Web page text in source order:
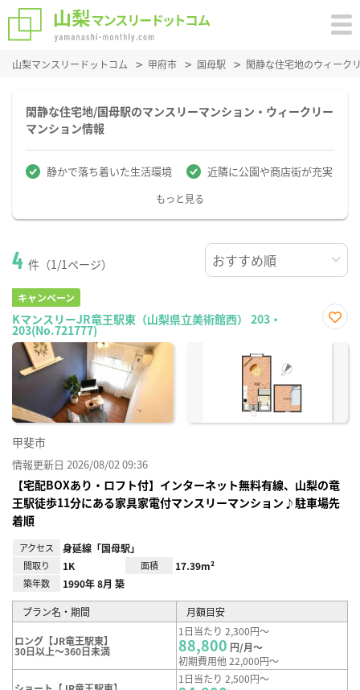
山梨マンスリードットコム 甲府市 国母駅 閑静な住宅地のウィーク
閑静な住宅地/国母駅のマンスリーマンション・ウィークリー
マンション情報
静かで落ち着いた生活環境 近隣に公園や商店街が充実
もっと見る
4 件（1/1ページ）
キャンペーン
KマンスリーJR竜王駅東（山梨県立美術館西） 203・
203(No.721777)
に入
甲斐市
情報更新日 2026/08/02 09:36
【宅配BOXあり・ロフト付】インターネット無料有線、山梨の竜
王駅徒歩11分にある家具家電付マンスリーマンション♪駐車場先
着順
アクセス 身延線「国母駅」
間取り 1K 面積 17.39m²
築年数 1990年 8月 築
プラン名・期間 月額目安
ロング【JR竜王駅東】
30日以上～360日未満
1日当たり 2,300円～
88,800 円/月～
初期費用他 22,000円～
1日当たり 2,500円～